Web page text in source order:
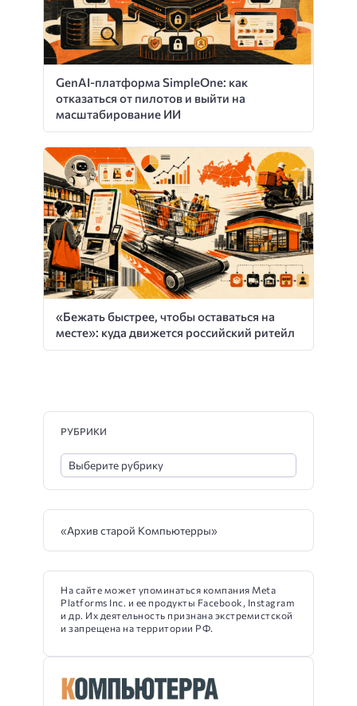
GenAI-платформа SimpleOne: как
отказаться от пилотов и выйти на
масштабирование ИИ
«Бежать быстрее, чтобы оставаться на
месте»: куда движется российский ритейл
РУБРИКИ
«Архив старой Компьютерры»
На сайте может упоминаться компания Meta
Platforms Inc. и ее продукты Facebook, Instagram
и др. Их деятельность признана экстремистской
и запрещена на территории РФ.